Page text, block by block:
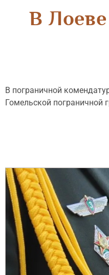
В
В пограничной
Гомельской пограничной